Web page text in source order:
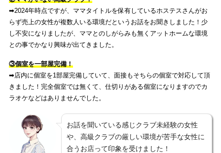
➡︎2024年時点ですが、ママタイトルを保有しているホステスさんがお
らず売上の女性が複数人いる環境だというお話をお聞きしました！少
し不安になりましたが、ママとのしがらみも無くアットホームな環境
との事でかなり興味が出てきました。
③個室を一部屋完備！
➡︎店内に個室を1部屋完備していて、面接もそちらの個室で対応して頂
きました！完全個室では無くて、仕切りがある個室になりますのでカ
ラオケなどはありませんでした。
お話を聞いている感じクラブ未経験の女性
や、高級クラブの厳しい環境が苦手な女性に
合うお店って印象を受けました！